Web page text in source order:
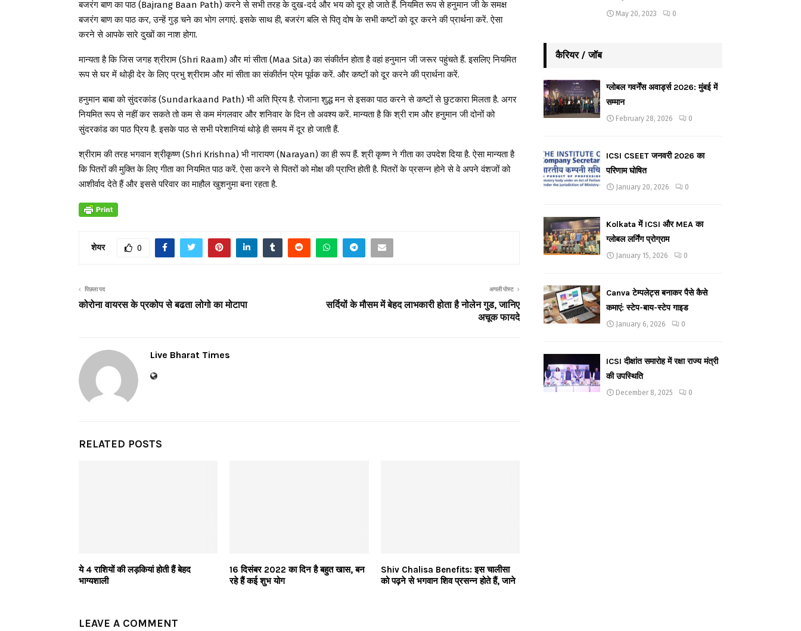
बजरंग बाण का पाठ (Bajrang Baan Path) करने से सभी तरह के दुख-दर्द और भय को दूर हो जाते हैं. नियमित रूप से हनुमान जी के समक्ष
बजरंग बाण का पाठ कर, उन्हें गुड़ चने का भोग लगाएं. इसके साथ ही, बजरंग बलि से पितृ दोष के सभी कष्टों को दूर करने की प्रार्थना करें. ऐसा
करने से आपके सारे दुखों का नाश होगा.
मान्यता है कि जिस जगह श्रीराम (Shri Raam) और मां सीता (Maa Sita) का संकीर्तन होता है वहां हनुमान जी जरूर पहुंचते हैं. इसलिए नियमित
रूप से घर में थोड़ी देर के लिए प्रभु श्रीराम और मां सीता का संकीर्तन प्रेम पूर्वक करें. और कष्टों को दूर करने की प्रार्थना करें.
हनुमान बाबा को सुंदरकांड (Sundarkaand Path) भी अति प्रिय है. रोजाना शुद्ध मन से इसका पाठ करने से कष्टों से छुटकारा मिलता है. अगर
नियमित रूप से नहीं कर सकते तो कम से कम मंगलवार और शनिवार के दिन तो अवश्य करें. मान्यता है कि श्री राम और हनुमान जी दोनों को
सुंदरकांड का पाठ प्रिय है. इसके पाठ से सभी परेशानियां थोड़े ही समय में दूर हो जाती हैं.
श्रीराम की तरह भगवान श्रीकृष्ण (Shri Krishna) भी नारायण (Narayan) का ही रूप हैं. श्री कृष्ण ने गीता का उपदेश दिया है. ऐसा मान्यता है
कि पितरों की मुक्ति के लिए गीता का नियमित पाठ करें. ऐसा करने से पितरों को मोक्ष की प्राप्ति होती है. पितरों के प्रसन्न होने से वे अपने वंशजों को
आशीर्वाद देते हैं और इससे परिवार का माहौल खुशनुमा बना रहता है.
शेयर 0
पिछला पद
कोरोना वायरस के प्रकोप से बढता लोगो का मोटापा
अगली पोस्ट
सर्दियों के मौसम में बेहद लाभकारी होता है नोलेन गुड, जानिए
अचूक फायदे
Live Bharat Times
RELATED POSTS
ये 4 राशियों की लड़कियां होती हैं बेहद
भाग्यशाली
16 दिसंबर 2022 का दिन है बहुत खास, बन
रहे हैं कई शुभ योग
Shiv Chalisa Benefits: इस चालीसा
को पढ़ने से भगवान शिव प्रसन्न होते हैं, जाने
LEAVE A COMMENT
May 20, 2023 0
कैरियर / जॉब
ग्लोबल गवर्नेंस अवार्ड्स 2026: मुंबई में
सम्मान
February 28, 2026 0
ICSI CSEET जनवरी 2026 का
परिणाम घोषित
January 20, 2026 0
Kolkata में ICSI और MEA का
ग्लोबल लर्निंग प्रोग्राम
January 15, 2026 0
Canva टेम्पलेट्स बनाकर पैसे कैसे
कमाएं: स्टेप-बाय-स्टेप गाइड
January 6, 2026 0
ICSI दीक्षांत समारोह में रक्षा राज्य मंत्री
की उपस्थिति
December 8, 2025 0